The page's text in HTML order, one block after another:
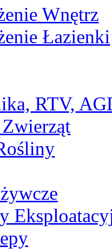
Wnętrz
Łazienki
RTV,